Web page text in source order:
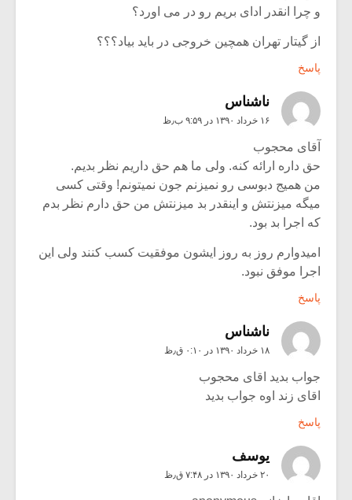
و چرا انقدر ادای بریم رو در می اورد؟
از گیتار تهران همچین خروجی در باید بیاد؟؟؟
پاسخ
ناشناس
۱۶ خرداد ۱۳۹۰ در ۹:۵۹ ب٫ظ
آقای محجوب
حق داره ارائه کنه. ولی ما هم حق داریم نظر بدیم.
من همیج دبوسی رو نمیزنم جون نمیتونم! وقتی کسی
میگه میزنتش و اینقدر بد میزنتش من حق دارم نظر بدم
که اجرا بد بود.
امیدوارم روز به روز ایشون موفقیت کسب کنند ولی این
اجرا موفق نبود.
پاسخ
ناشناس
۱۸ خرداد ۱۳۹۰ در ۰:۱۰ ق٫ظ
جواب بدید اقای محجوب
اقای زند اوه جواب بدید
پاسخ
یوسف
۲۰ خرداد ۱۳۹۰ در ۷:۴۸ ق٫ظ